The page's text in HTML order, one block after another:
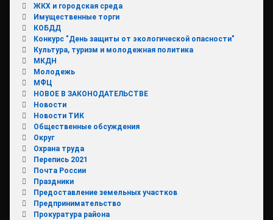
ЖКХ и городская среда
Имущественные торги
КОБДД
Конкурс "День защиты от экологической опасности"
Культура, туризм и молодежная политика
МКДН
Молодежь
МФЦ
НОВОЕ В ЗАКОНОДАТЕЛЬСТВЕ
Новости
Новости ТИК
Общественные обсуждения
Округ
Охрана труда
Перепись 2021
Почта России
Праздники
Предоставление земельных участков
Предпринимательство
Прокуратура района